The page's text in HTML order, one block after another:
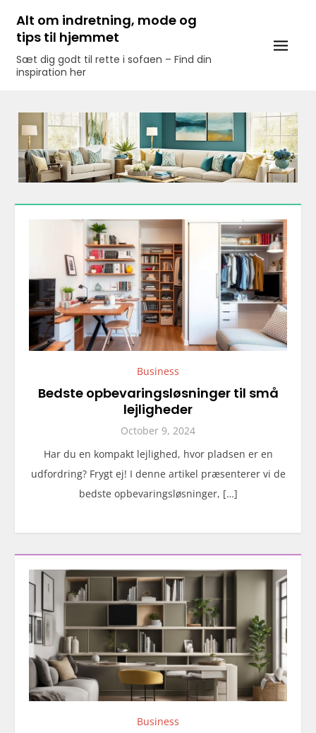
content
Alt om indretning, mode og
tips til hjemmet
Sæt dig godt til rette i sofaen – Find din
inspiration her
Business
Bedste opbevaringsløsninger til små
lejligheder
October 9, 2024
Har du en kompakt lejlighed, hvor pladsen er en
udfordring? Frygt ej! I denne artikel præsenterer vi de
bedste opbevaringsløsninger, […]
Business